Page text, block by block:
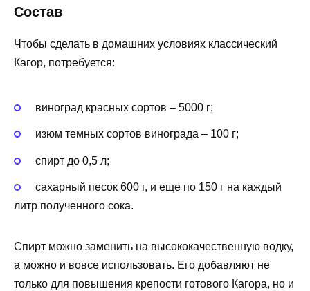
Состав
Чтобы сделать в домашних условиях классический
Кагор, потребуется:
виноград красных сортов – 5000 г;
изюм темных сортов винограда – 100 г;
спирт до 0,5 л;
сахарный песок 600 г, и еще по 150 г на каждый
литр полученного сока.
Спирт можно заменить на высококачественную водку,
а можно и вовсе использовать. Его добавляют не
только для повышения крепости готового Кагора, но и